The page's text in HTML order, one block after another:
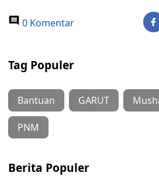
0 Komentar
Tag Populer
Bantuan GARUT
PNM
Berita Populer